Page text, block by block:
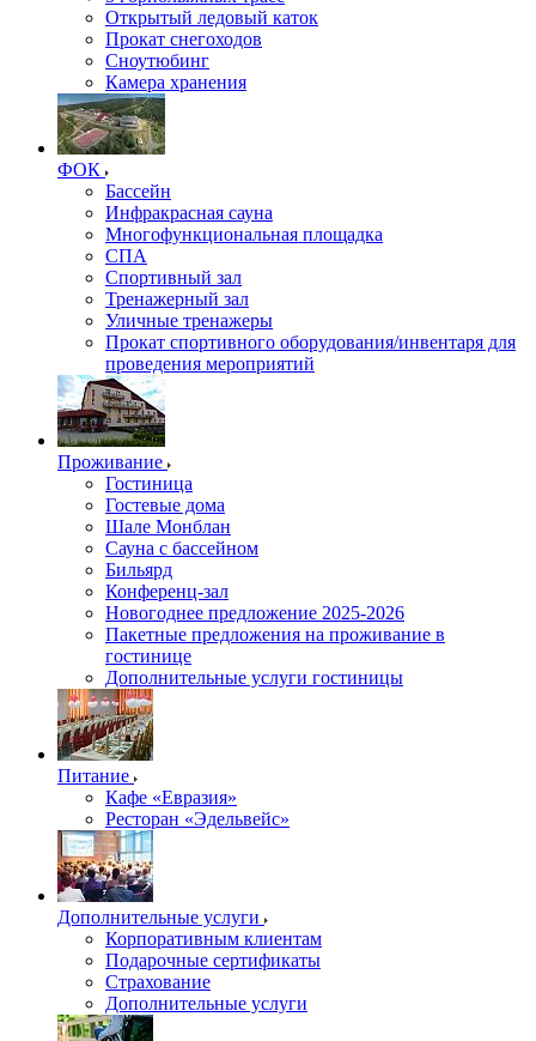
Открытый ледовый каток
Прокат снегоходов
Сноутюбинг
Камера хранения
ФОК
Бассейн
Инфракрасная сауна
Многофункциональная площадка
СПА
Спортивный зал
Тренажерный зал
Уличные тренажеры
Прокат спортивного оборудования/инвентаря для
проведения мероприятий
Проживание
Гостиница
Гостевые дома
Шале Монблан
Сауна с бассейном
Бильярд
Конференц-зал
Новогоднее предложение 2025-2026
Пакетные предложения на проживание в
гостинице
Дополнительные услуги гостиницы
Питание
Кафе «Евразия»
Ресторан «Эдельвейс»
Дополнительные услуги
Корпоративным клиентам
Подарочные сертификаты
Страхование
Дополнительные услуги